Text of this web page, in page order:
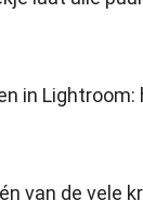
van de vele